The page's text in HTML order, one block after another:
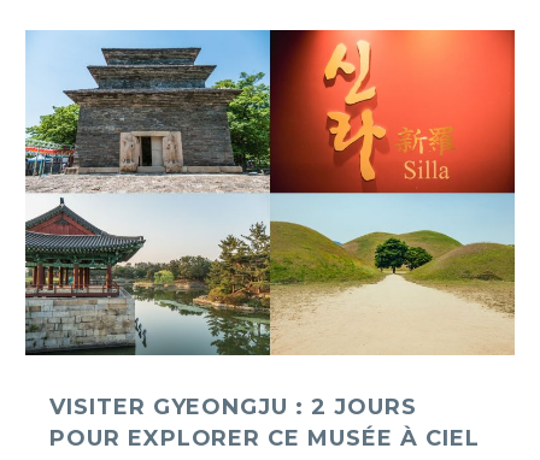
Gyeongju
2
jours
pour
explorer
ce
musée
à
ciel
VISITER GYEONGJU : 2 JOURS
POUR EXPLORER CE MUSÉE À CIEL